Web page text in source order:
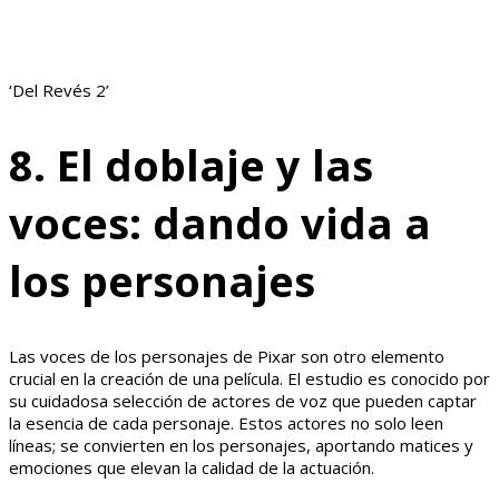
‘Del Revés 2’
8. El doblaje y las
voces: dando vida a
los personajes
Las voces de los personajes de Pixar son otro elemento
crucial en la creación de una película. El estudio es conocido por
su cuidadosa selección de actores de voz que pueden captar
la esencia de cada personaje. Estos actores no solo leen
líneas; se convierten en los personajes, aportando matices y
emociones que elevan la calidad de la actuación.